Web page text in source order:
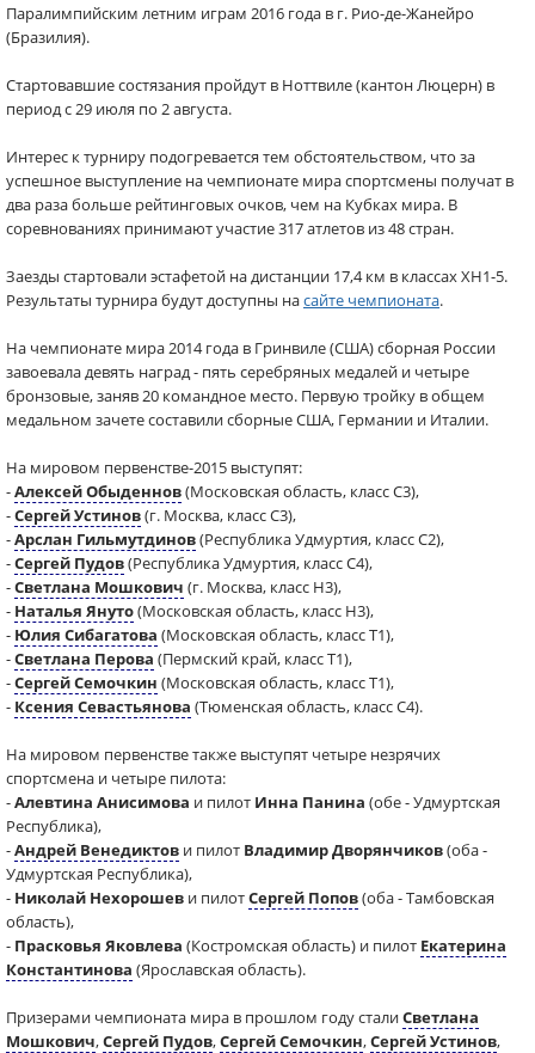
Паралимпийским летним играм 2016 года в г. Рио-де-Жанейро
(Бразилия).
Стартовавшие состязания пройдут в Ноттвиле (кантон Люцерн) в
период с 29 июля по 2 августа.
Интерес к турниру подогревается тем обстоятельством, что за
успешное выступление на чемпионате мира спортсмены получат в
два раза больше рейтинговых очков, чем на Кубках мира. В
соревнованиях принимают участие 317 атлетов из 48 стран.
Заезды стартовали эстафетой на дистанции 17,4 км в классах XH1-5.
Результаты турнира будут доступны насайте чемпионата.
На чемпионате мира 2014 года в Гринвиле (США) сборная России
завоевала девять наград - пять серебряных медалей и четыре
бронзовые, заняв 20 командное место. Первую тройку в общем
медальном зачете составили сборные США, Германии и Италии.
На мировом первенстве-2015 выступят:
-Алексей Обыденнов(Московская область, класс C3),
-Сергей Устинов(г. Москва, класс С3),
-Арслан Гильмутдинов(Республика Удмуртия, класс C2),
-Сергей Пудов(Республика Удмуртия, класс C4),
-Светлана Мошкович (г. Москва, класс H3),
- Наталья Януто(Московская область, класс H3),
- Юлия Сибагатова (Московская область, класс T1),
-Светлана Перова (Пермский край, класс T1),
-Сергей Семочкин (Московская область, класс T1),
- Ксения Севастьянова (Тюменская область, класс С4).
На мировом первенстве также выступят четыре незрячих
спортсмена и четыре пилота:
-Алевтина Анисимова и пилот Инна Панина (обе - Удмуртская
Республика),
-Андрей Венедиктов и пилот Владимир Дворянчиков(оба -
Удмуртская Республика),
- Николай Нехорошев и пилотСергей Попов(оба - Тамбовская
область),
- Прасковья Яковлева (Костромская область) и пилот Екатерина
Константинова (Ярославская область).
Призерами чемпионата мира в прошлом году сталиСветлана
Мошкович,Сергей Пудов,Сергей Семочкин,Сергей Устинов,